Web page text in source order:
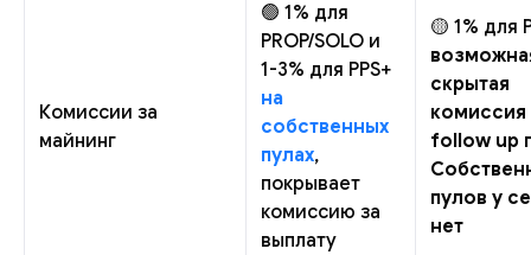
Комиссии за
майнинг
🟢 1% для
PROP/SOLO и
1-3% для PPS+
на
собственных
пулах,
покрывает
комиссию за
выплату
🟡 1% для
скрытая
комиссия
follow up
пулов у
нет